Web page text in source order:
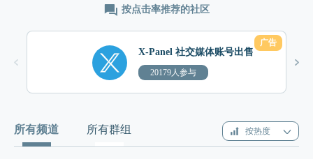
按点击率推荐的社区
X-Panel 社交媒体账号出售
20179人参与
广告
所有频道 所有群组 按热度